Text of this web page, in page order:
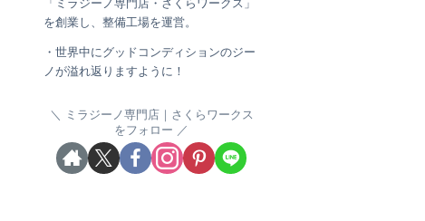
「ミラジーノ専門店・さくらワークス」
を創業し、整備工場を運営。
・世界中にグッドコンディションのジー
ノが溢れ返りますように！
ミラジーノ専門店｜さくらワークス
をフォロー